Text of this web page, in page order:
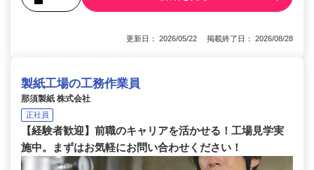
更新日： 2026/05/22 掲載終了日： 2026/08/28
製紙工場の工務作業員
那須製紙 株式会社
正社員
【経験者歓迎】前職のキャリアを活かせる！工場見学実
施中。まずはお気軽にお問い合わせください！